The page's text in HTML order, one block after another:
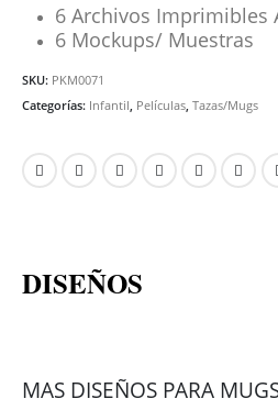
6 Archivos Imprimibles
6 Mockups/ Muestras
SKU: PKM0071
Categorías: Infantil, Películas, Tazas/Mugs
DISEÑOS
MAS DISEÑOS PARA